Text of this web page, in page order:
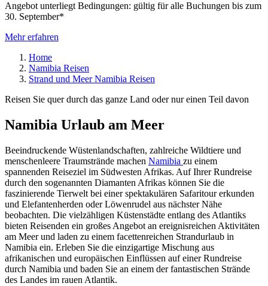
Angebot unterliegt Bedingungen: gültig für alle Buchungen bis zum
30. September*
Mehr erfahren
Home
Namibia Reisen
Strand und Meer Namibia Reisen
Reisen Sie quer durch das ganze Land oder nur einen Teil davon
Namibia Urlaub am Meer
Beeindruckende Wüstenlandschaften, zahlreiche Wildtiere und
menschenleere Traumstrände machen Namibia zu einem
spannenden Reiseziel im Südwesten Afrikas. Auf Ihrer Rundreise
durch den sogenannten Diamanten Afrikas können Sie die
faszinierende Tierwelt bei einer spektakulären Safaritour erkunden
und Elefantenherden oder Löwenrudel aus nächster Nähe
beobachten. Die vielzähligen Küstenstädte entlang des Atlantiks
bieten Reisenden ein großes Angebot an ereignisreichen Aktivitäten
am Meer und laden zu einem facettenreichen Strandurlaub in
Namibia ein. Erleben Sie die einzigartige Mischung aus
afrikanischen und europäischen Einflüssen auf einer Rundreise
durch Namibia und baden Sie an einem der fantastischen Strände
des Landes im rauen Atlantik.